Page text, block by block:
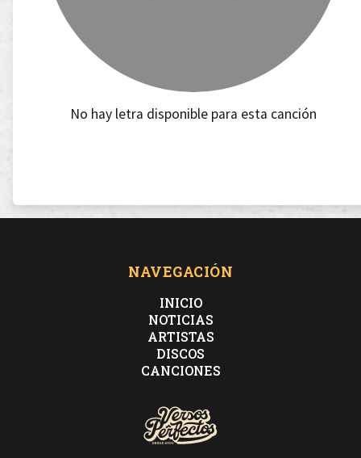
No hay letra disponible para esta canción
NAVEGACIÓN
INICIO
NOTICIAS
ARTISTAS
DISCOS
CANCIONES